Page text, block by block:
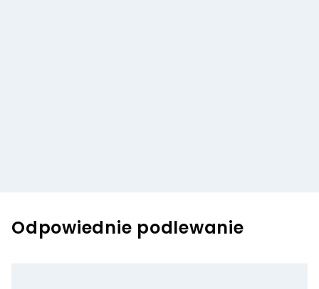
Odpowiednie podlewanie